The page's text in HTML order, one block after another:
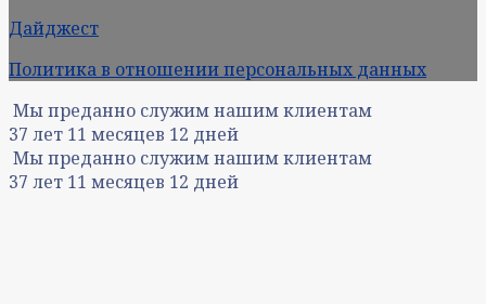
Дайджест
Политика в отношении персональных данных
Мы преданно служим нашим клиентам
37 лет 11 месяцев 12 дней
Мы преданно служим нашим клиентам
37 лет 11 месяцев 12 дней